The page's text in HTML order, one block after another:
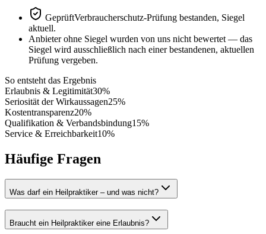
GeprüftVerbraucherschutz-Prüfung bestanden, Siegel
aktuell.
Anbieter ohne Siegel wurden von uns nicht bewertet — das
Siegel wird ausschließlich nach einer bestandenen, aktuellen
Prüfung vergeben.
So entsteht das Ergebnis
Erlaubnis & Legitimität30%
Seriosität der Wirkaussagen25%
Kostentransparenz20%
Qualifikation & Verbandsbindung15%
Service & Erreichbarkeit10%
Häufige Fragen
Was darf ein Heilpraktiker – und was nicht?
Braucht ein Heilpraktiker eine Erlaubnis?